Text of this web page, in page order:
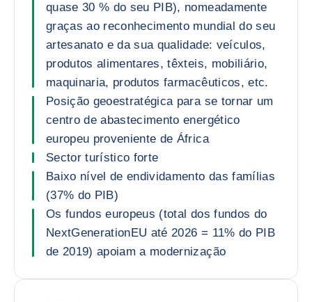
quase 30 % do seu PIB), nomeadamente
graças ao reconhecimento mundial do seu
artesanato e da sua qualidade: veículos,
produtos alimentares, têxteis, mobiliário,
maquinaria, produtos farmacêuticos, etc.
Posição geoestratégica para se tornar um
centro de abastecimento energético
europeu proveniente de África
Sector turístico forte
Baixo nível de endividamento das famílias
(37% do PIB)
Os fundos europeus (total dos fundos do
NextGenerationEU até 2026 = 11% do PIB
de 2019) apoiam a modernização